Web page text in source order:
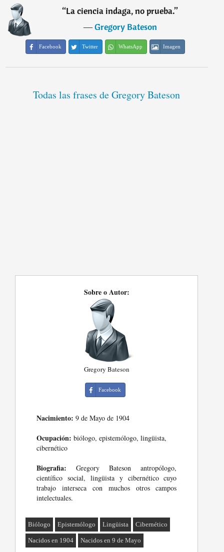
“La ciencia indaga, no prueba.”
―Gregory Bateson
Facebook Twitter WhatsApp Imagen
Todas las frases de Gregory Bateson
Sobre o Autor:
Gregory Bateson
Facebook
Nacimiento: 9 de Mayo de 1904
Ocupación: biólogo, epistemólogo, lingüista,
cibernético
Biografia: Gregory Bateson antropólogo,
científico social, lingüista y cibernético cuyo
trabajo interseca con muchos otros campos
intelectuales.
Biólogo Epistemólogo Lingüista Cibernético
Nacidos en 1904 Nacidos en 9 de Mayo